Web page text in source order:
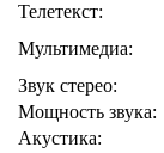
Телетекст:
Мультимедиа:
Звук стерео:
Мощность звука:
Акустика: